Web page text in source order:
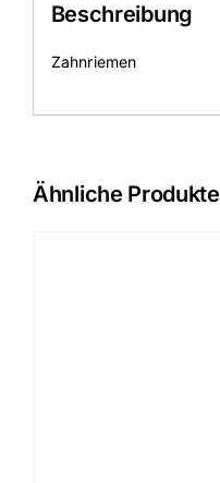
Beschreibung
Zahnriemen
Ähnliche Produkte